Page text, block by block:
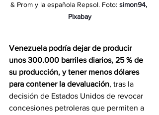
& Prom y la española Repsol. Foto: simon94,
Pixabay
Venezuela podría dejar de producir
unos 300.000 barriles diarios, 25 % de
su producción, y tener menos dólares
para contener la devaluación, tras la
decisión de Estados Unidos de revocar
concesiones petroleras que permiten a